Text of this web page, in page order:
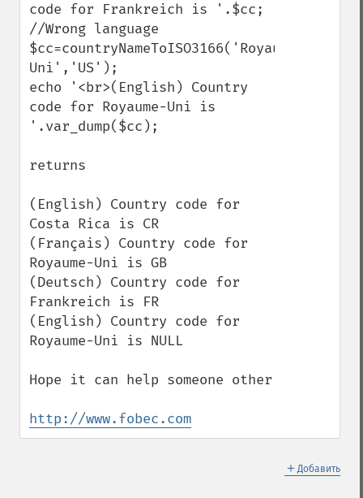
code for Frankreich is '.$cc;
//Wrong language
$cc=countryNameToISO3166('Royaume-
Uni','US');
echo '<br>(English) Country
code for Royaume-Uni is
'.var_dump($cc);
returns
(English) Country code for
Costa Rica is CR
(Français) Country code for
Royaume-Uni is GB
(Deutsch) Country code for
Frankreich is FR
(English) Country code for
Royaume-Uni is NULL
Hope it can help someone other
http://www.fobec.com
＋ Добавить